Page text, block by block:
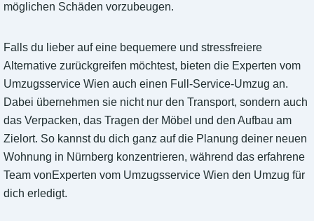
möglichen Schäden vorzubeugen.
Falls du lieber auf eine bequemere und stressfreiere
Alternative zurückgreifen möchtest, bieten die Experten vom
Umzugsservice Wien auch einen Full-Service-Umzug an.
Dabei übernehmen sie nicht nur den Transport, sondern auch
das Verpacken, das Tragen der Möbel und den Aufbau am
Zielort. So kannst du dich ganz auf die Planung deiner neuen
Wohnung in Nürnberg konzentrieren, während das erfahrene
Team vonExperten vom Umzugsservice Wien den Umzug für
dich erledigt.